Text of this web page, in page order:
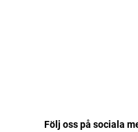
Följ oss på sociala